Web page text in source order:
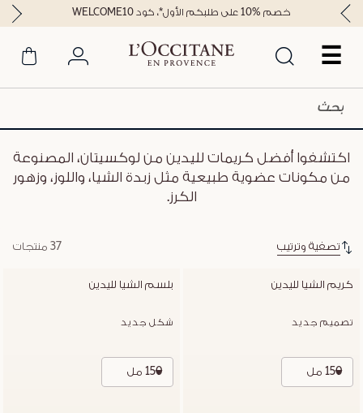
☰
خصم %10 على طلبكم الأول*، كود WELCOME10
اكتشفوا أفضل كريمات لليدين من لوكسيتان، المصنوعة
من مكونات عضوية طبيعية مثل زبدة الشيا، واللوز، وزهور
الكرز.
تصفية وترتيب 37 منتجات
كريم الشيا لليدين
تصميم جديد
150 مل
بلسم الشيا لليدين
شكل جديد
150 مل